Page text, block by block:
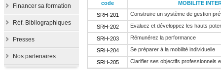
Financer sa formation
Réf. Bibliographiques
Presses
Nos partenaires
code
MOBILITE
SRH-201
Construire un système de gestion
SRH-202 Evaluez et développez les hauts
SRH-203 Rémunérez la performance
SRH-204 Se préparer à la mobilité individuelle
SRH-205 Clarifier ses objectifs professionnels